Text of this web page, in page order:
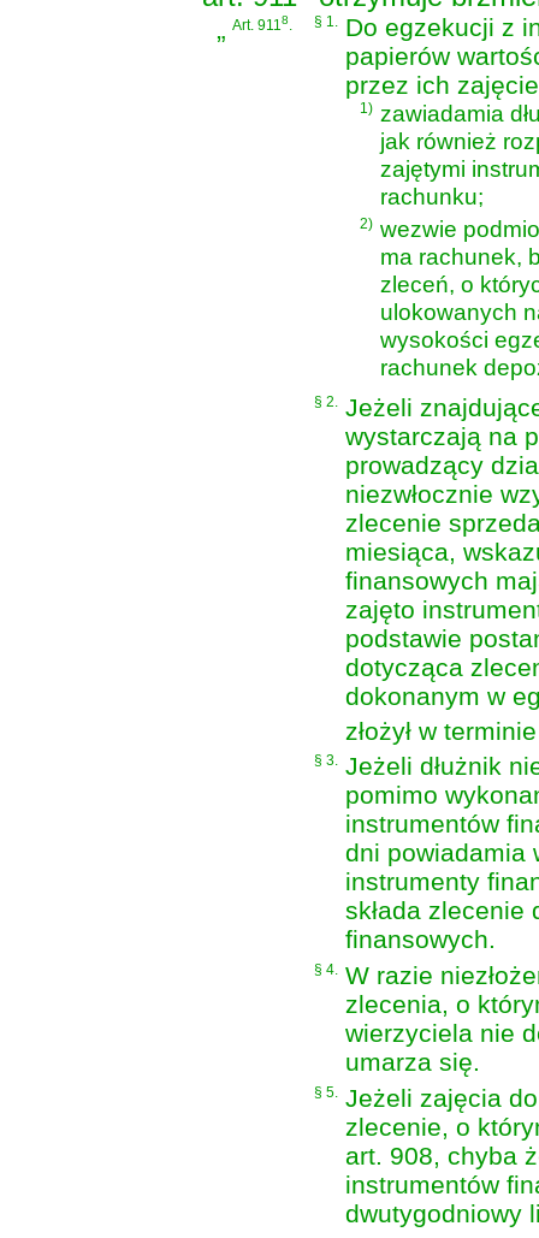
„Art. 9118. § 1. Do egzekucji z
papierów
przez ich
1) zawiadamia
jak również
zajętymi
rachunku;
2) wezwie
ma rachunek,
zleceń, o
ulokowanych
wysokości
rachunek
§ 2.
Jeżeli
wystarczają na
prowadzący
niezwłocznie
zlecenie
miesiąca,
finansowych
zajęto
podstawie
dotycząca
dokonanym w
złożył w
§ 3. Jeżeli dłużnik
pomimo
instrumentów
dni powiadamia
instrumenty
składa zlecenie
finansowych.
§ 4. W razie
zlecenia, o
wierzyciela nie
umarza się.
§ 5. Jeżeli zajęcia
zlecenie, o
art. 908, chyba
instrumentów
dwutygodniowy